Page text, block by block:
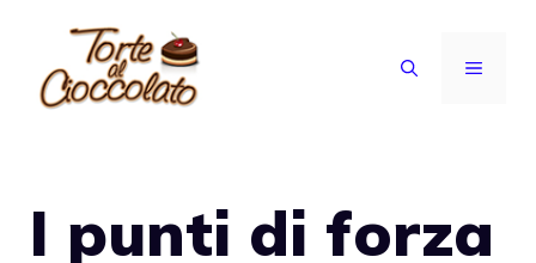
contenuto
MENU
I punti di forza